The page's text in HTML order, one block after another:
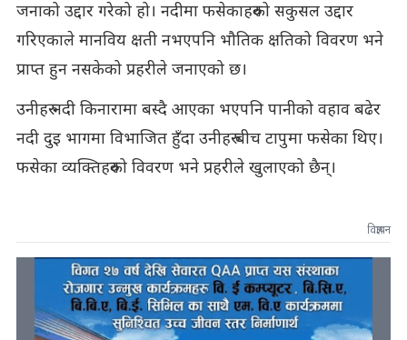
जनाको उद्दार गरेको हो। नदीमा फसेकाहरुको सकुसल उद्दार
गरिएकाले मानविय क्षती नभएपनि भौतिक क्षतिको विवरण भने
प्राप्त हुन नसकेको प्रहरीले जनाएको छ।
उनीहरु नदी किनारामा बस्दै आएका भएपनि पानीको वहाव बढेर
नदी दुइ भागमा विभाजित हुँदा उनीहरु बीच टापुमा फसेका थिए।
फसेका व्यक्तिहरुको विवरण भने प्रहरीले खुलाएको छैन्।
विज्ञापन